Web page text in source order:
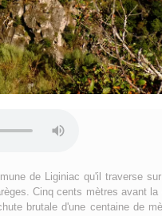
de Liginiac qu'il traverse
Cinq cents mètres avant
brutale d'une centaine de